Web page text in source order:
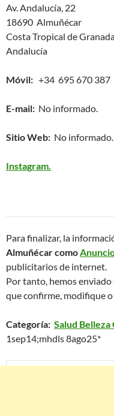
Av. Andalucía, 22
18690 Almuñécar
Costa Tropical de
Andalucía
Móvil: +34 695 670 387
E-mail: No informado.
Sitio Web: No informado.
Instagram.
Para finalizar, la
Almuñécar como
publicitarios de internet.
Por tanto, hemos
que confirme, modifique
Categoría: Salud
1sep14;mhdls 8ago25*